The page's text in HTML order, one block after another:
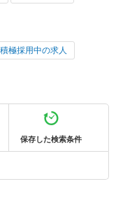
積極採用中の求人
保存した検索条件